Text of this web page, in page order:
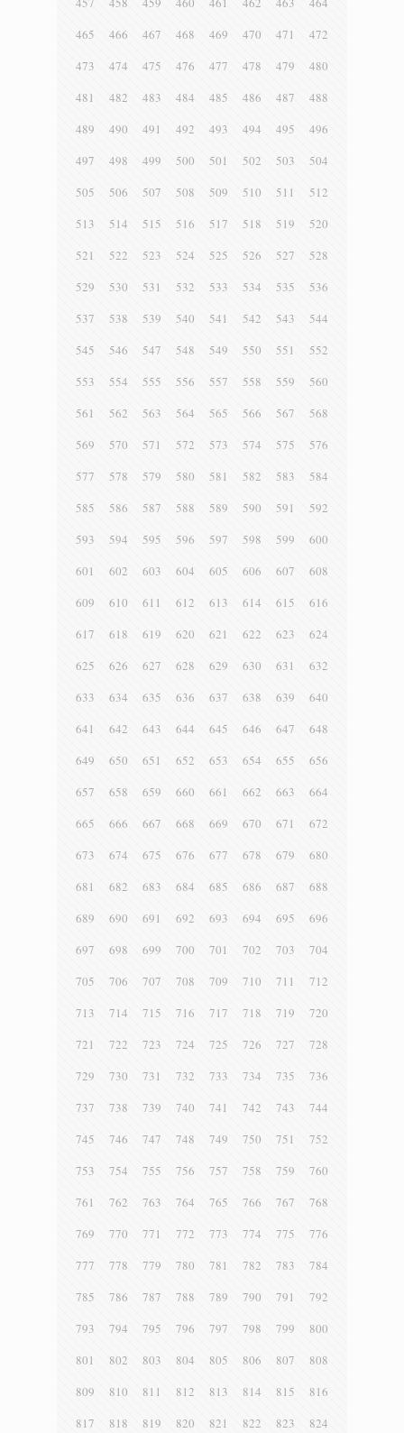
465
466 467 468 469 470 471
472
473
474 475 476 477 478 479
480
481
482 483 484 485 486 487
488
489
490 491 492 493 494 495
496
497
498 499 500 501 502 503
504
505
506 507 508 509 510 511
512
513
514 515 516 517 518 519
520
521
522 523 524 525 526 527
528
529
530 531 532 533 534 535
536
537
538 539 540 541 542 543
544
545
546 547 548 549 550 551
552
553
554 555 556 557 558 559
560
561
562 563 564 565 566 567
568
569
570 571 572 573 574 575
576
577
578 579 580 581 582 583
584
585
586 587 588 589 590 591
592
593
594 595 596 597 598 599
600
601
602 603 604 605 606 607
608
609
610 611 612 613 614 615
616
617
618 619 620 621 622 623
624
625
626 627 628 629 630 631
632
633
634 635 636 637 638 639
640
641
642 643 644 645 646 647
648
649
650 651 652 653 654 655
656
657
658 659 660 661 662 663
664
665
666 667 668 669 670 671
672
673
674 675 676 677 678 679
680
681
682 683 684 685 686 687
688
689
690 691 692 693 694 695
696
697
698 699 700 701 702 703
704
705
706 707 708 709 710 711
712
713
714 715 716 717 718 719
720
721
722 723 724 725 726 727
728
729
730 731 732 733 734 735
736
737
738 739 740 741 742 743
744
745
746 747 748 749 750 751
752
753
754 755 756 757 758 759
760
761
762 763 764 765 766 767
768
769
770 771 772 773 774 775
776
777
778 779 780 781 782 783
784
785
786 787 788 789 790 791
792
793
794 795 796 797 798 799
800
801
802 803 804 805 806 807
808
809
810 811 812 813 814 815
816
817
818 819 820 821 822 823
824